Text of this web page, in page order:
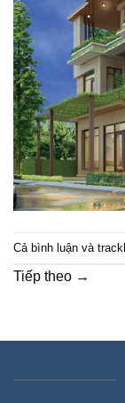
Cả bình luận và
Tiếp theo →